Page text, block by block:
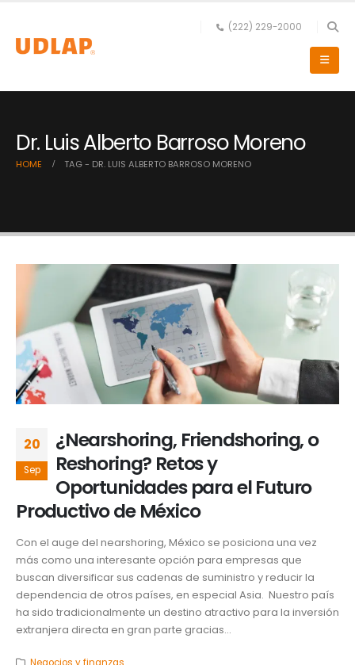
(222) 229-2000
Dr. Luis Alberto Barroso Moreno
HOME TAG - DR. LUIS ALBERTO BARROSO MORENO
20
Sep
¿Nearshoring, Friendshoring, o
Reshoring? Retos y
Oportunidades para el Futuro
Productivo de México
Con el auge del nearshoring, México se posiciona una vez
más como una interesante opción para empresas que
buscan diversificar sus cadenas de suministro y reducir la
dependencia de otros países, en especial Asia. Nuestro país
ha sido tradicionalmente un destino atractivo para la inversión
extranjera directa en gran parte gracias...